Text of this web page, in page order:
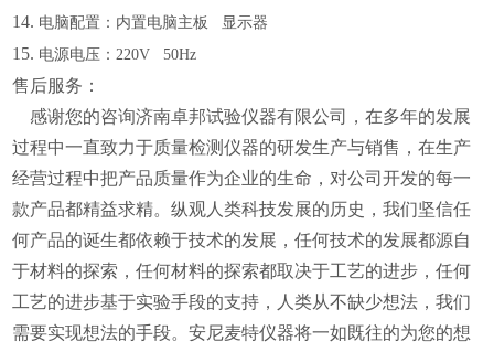
14. 电脑配置：内置电脑主板 显示器
15. 电源电压： 220V 50Hz
售后服务：
感谢您的咨询济南卓邦试验仪器有限公司，在多年的发展
过程中一直致力于质量检测仪器的研发生产与销售，在生产
经营过程中把产品质量作为企业的生命，对公司开发的每一
款产品都精益求精。纵观人类科技发展的历史，我们坚信任
何产品的诞生都依赖于技术的发展，任何技术的发展都源自
于材料的探索，任何材料的探索都取决于工艺的进步，任何
工艺的进步基于实验手段的支持，人类从不缺少想法，我们
需要实现想法的手段。安尼麦特仪器将一如既往的为您的想